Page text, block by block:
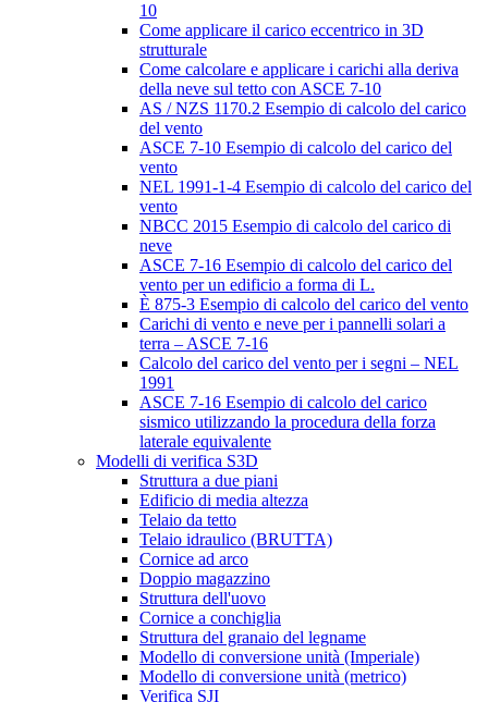
10
Come applicare il carico eccentrico in 3D
strutturale
Come calcolare e applicare i carichi alla deriva
della neve sul tetto con ASCE 7-10
AS / NZS 1170.2 Esempio di calcolo del carico
del vento
ASCE 7-10 Esempio di calcolo del carico del
vento
NEL 1991-1-4 Esempio di calcolo del carico del
vento
NBCC 2015 Esempio di calcolo del carico di
neve
ASCE 7-16 Esempio di calcolo del carico del
vento per un edificio a forma di L.
È 875-3 Esempio di calcolo del carico del vento
Carichi di vento e neve per i pannelli solari a
terra – ASCE 7-16
Calcolo del carico del vento per i segni – NEL
1991
ASCE 7-16 Esempio di calcolo del carico
sismico utilizzando la procedura della forza
laterale equivalente
Modelli di verifica S3D
Struttura a due piani
Edificio di media altezza
Telaio da tetto
Telaio idraulico (BRUTTA)
Cornice ad arco
Doppio magazzino
Struttura dell'uovo
Cornice a conchiglia
Struttura del granaio del legname
Modello di conversione unità (Imperiale)
Modello di conversione unità (metrico)
Verifica SJI